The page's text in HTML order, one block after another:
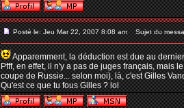
Posté le: Jeu Mar 22, 2007 8:08 am Sujet du
Apparemment, la déduction est due au
Pfff, en effet, il n'y a pas de juges français, mais
coupe de Russie... selon moi), là, c'est Gilles
Qu'est ce que tu fous Gilles ? lol